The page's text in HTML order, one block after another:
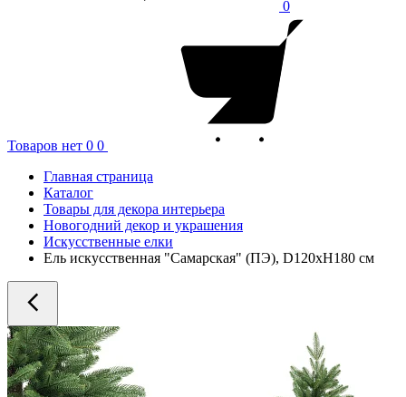
0
Товаров нет 0 0
Главная страница
Каталог
Товары для декора интерьера
Новогодний декор и украшения
Искусственные елки
Ель искусственная "Самарская" (ПЭ), D120xH180 см